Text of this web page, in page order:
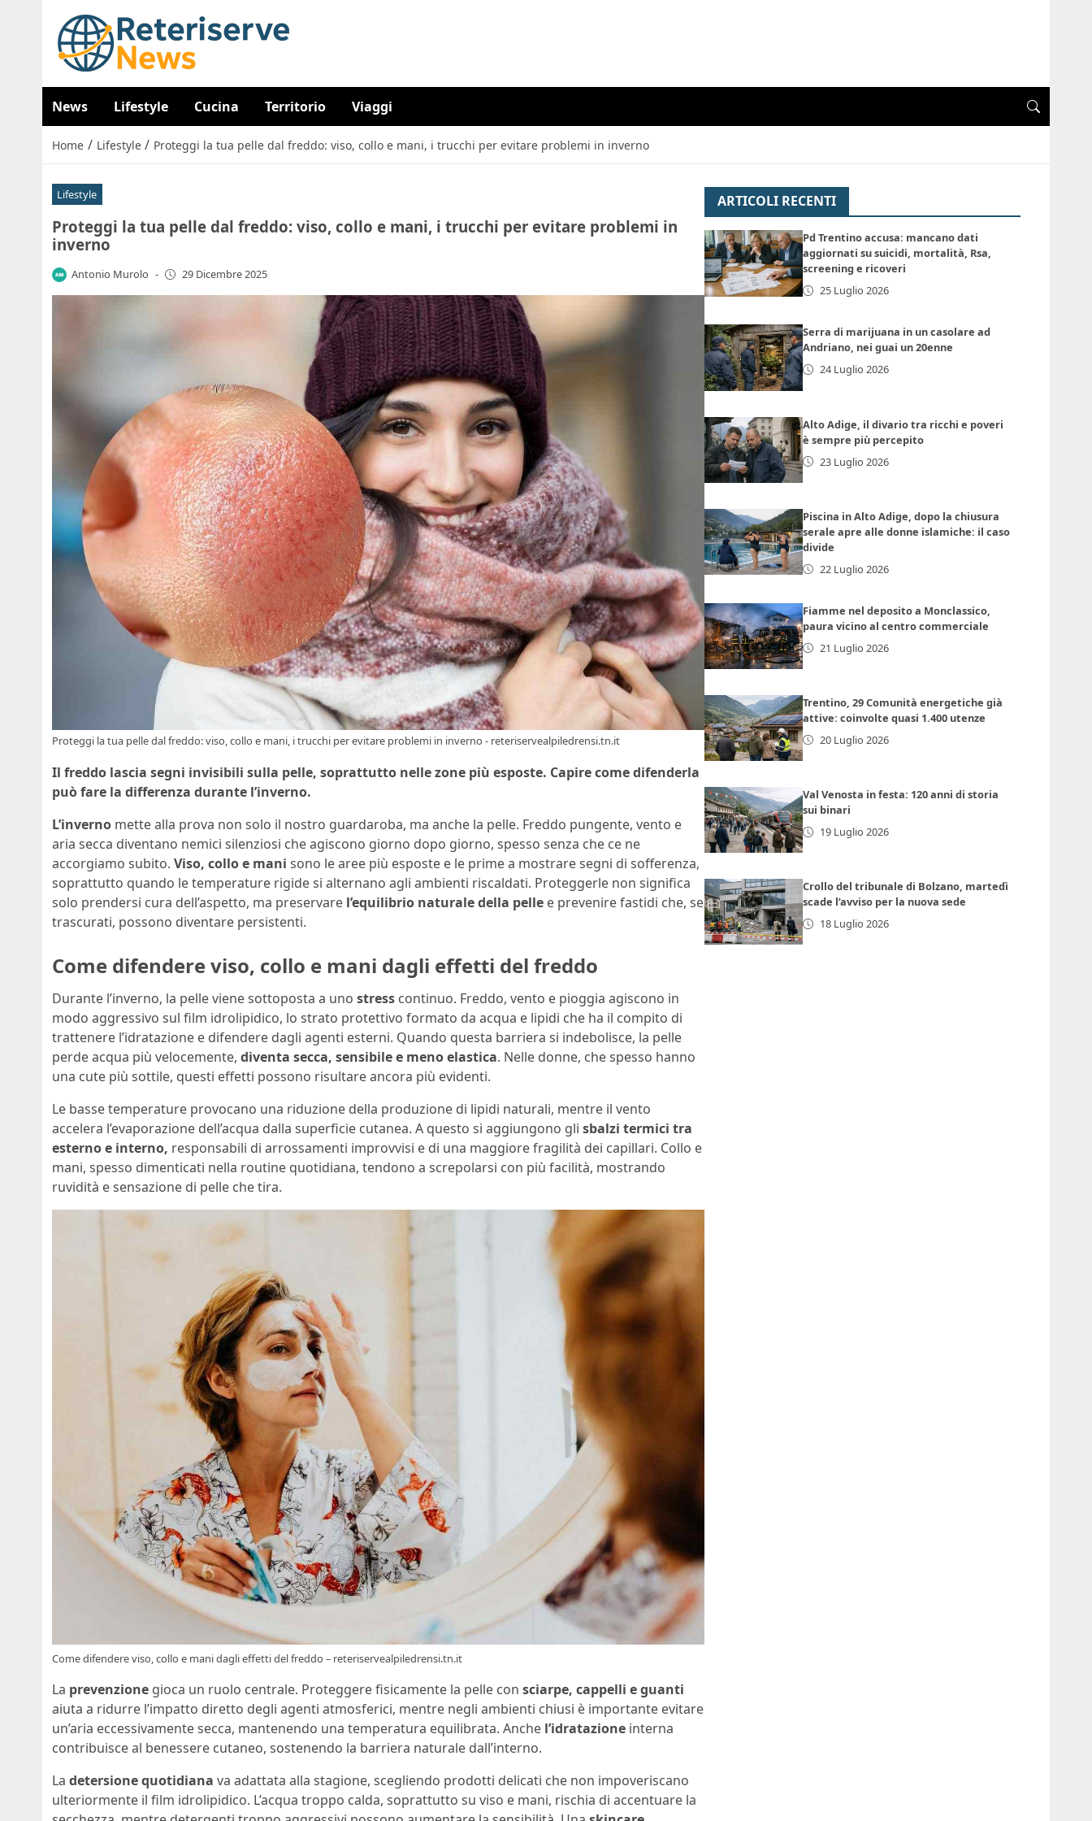
News Lifestyle Cucina Territorio Viaggi
Home / Lifestyle / Proteggi la tua pelle dal freddo: viso, collo e mani, i trucchi per evitare problemi in inverno
Lifestyle
Proteggi la tua pelle dal freddo: viso, collo e mani, i trucchi per evitare problemi in
inverno
Antonio Murolo - 29 Dicembre 2025
Proteggi la tua pelle dal freddo: viso, collo e mani, i trucchi per evitare problemi in inverno - reteriservealpiledrensi.tn.it
Il freddo lascia segni invisibili sulla pelle, soprattutto nelle zone più esposte. Capire come difenderla
può fare la differenza durante l’inverno.
L’inverno mette alla prova non solo il nostro guardaroba, ma anche la pelle. Freddo pungente, vento e
aria secca diventano nemici silenziosi che agiscono giorno dopo giorno, spesso senza che ce ne
accorgiamo subito. Viso, collo e mani sono le aree più esposte e le prime a mostrare segni di sofferenza,
soprattutto quando le temperature rigide si alternano agli ambienti riscaldati. Proteggerle non significa
solo prendersi cura dell’aspetto, ma preservare l’equilibrio naturale della pelle e prevenire fastidi che, se
trascurati, possono diventare persistenti.
Come difendere viso, collo e mani dagli effetti del freddo
Durante l’inverno, la pelle viene sottoposta a uno stress continuo. Freddo, vento e pioggia agiscono in
modo aggressivo sul film idrolipidico, lo strato protettivo formato da acqua e lipidi che ha il compito di
trattenere l’idratazione e difendere dagli agenti esterni. Quando questa barriera si indebolisce, la pelle
perde acqua più velocemente, diventa secca, sensibile e meno elastica. Nelle donne, che spesso hanno
una cute più sottile, questi effetti possono risultare ancora più evidenti.
Le basse temperature provocano una riduzione della produzione di lipidi naturali, mentre il vento
accelera l’evaporazione dell’acqua dalla superficie cutanea. A questo si aggiungono gli sbalzi termici tra
esterno e interno, responsabili di arrossamenti improvvisi e di una maggiore fragilità dei capillari. Collo e
mani, spesso dimenticati nella routine quotidiana, tendono a screpolarsi con più facilità, mostrando
ruvidità e sensazione di pelle che tira.
Come difendere viso, collo e mani dagli effetti del freddo – reteriservealpiledrensi.tn.it
La prevenzione gioca un ruolo centrale. Proteggere fisicamente la pelle con sciarpe, cappelli e guanti
aiuta a ridurre l’impatto diretto degli agenti atmosferici, mentre negli ambienti chiusi è importante evitare
un’aria eccessivamente secca, mantenendo una temperatura equilibrata. Anche l’idratazione interna
contribuisce al benessere cutaneo, sostenendo la barriera naturale dall’interno.
La detersione quotidiana va adattata alla stagione, scegliendo prodotti delicati che non impoveriscano
ulteriormente il film idrolipidico. L’acqua troppo calda, soprattutto su viso e mani, rischia di accentuare la
ARTICOLI RECENTI
Pd Trentino accusa: mancano dati
aggiornati su suicidi, mortalità, Rsa,
screening e ricoveri
25 Luglio 2026
Serra di marijuana in un casolare ad
Andriano, nei guai un 20enne
24 Luglio 2026
Alto Adige, il divario tra ricchi e poveri
è sempre più percepito
23 Luglio 2026
Piscina in Alto Adige, dopo la chiusura
serale apre alle donne islamiche: il caso
divide
22 Luglio 2026
Fiamme nel deposito a Monclassico,
paura vicino al centro commerciale
21 Luglio 2026
Trentino, 29 Comunità energetiche già
attive: coinvolte quasi 1.400 utenze
20 Luglio 2026
Val Venosta in festa: 120 anni di storia
sui binari
19 Luglio 2026
Crollo del tribunale di Bolzano, martedì
scade l’avviso per la nuova sede
18 Luglio 2026